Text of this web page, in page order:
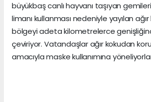
büyükbaş canlı hayvanı taşıyan
limanı kullanması nedeniyle yayılan
bölgeyi adeta kilometrelerce
çeviriyor. Vatandaşlar ağır kokudan
amacıyla maske kullanımına